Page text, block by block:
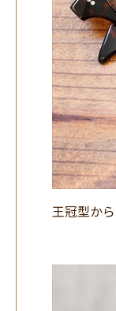
王冠型か